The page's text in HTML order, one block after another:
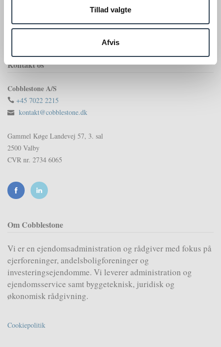
Tillad valgte
Afvis
Kontakt os
Cobblestone A/S
+45 7022 2215
kontakt@cobblestone.dk
Gammel Køge Landevej 57, 3. sal
2500 Valby
CVR nr. 2734 6065
Om Cobblestone
Vi er en ejendomsadministration og rådgiver med fokus på
ejerforeninger, andelsboligforeninger og
investeringsejendomme. Vi leverer administration og
ejendomsservice samt byggeteknisk, juridisk og
økonomisk rådgivning.
Cookiepolitik